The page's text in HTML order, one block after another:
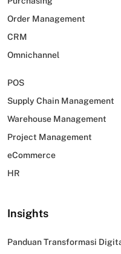
Order Management
CRM
Omnichannel
POS
Supply Chain Management
Warehouse Management
Project Management
eCommerce
HR
Insights
Panduan Transformasi